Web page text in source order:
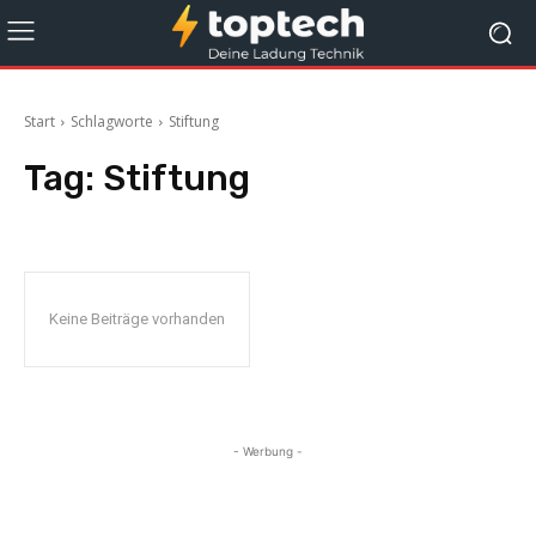
Start Schlagworte Stiftung
Tag: Stiftung
Keine Beiträge vorhanden
- Werbung -